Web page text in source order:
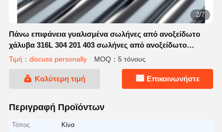
2/7
Πάνω επιφάνεια γυαλισμένα σωλήνες από ανοξείδωτο
χάλυβα 316L 304 201 403 σωλήνες από ανοξείδωτο
χάλυβα
Τιμή：discuss personally MOQ：5 τόνους
Καλύτερη τιμή Επικοινωνήστε
Περιγραφή Προϊόντων
Τόπος
Κίνα